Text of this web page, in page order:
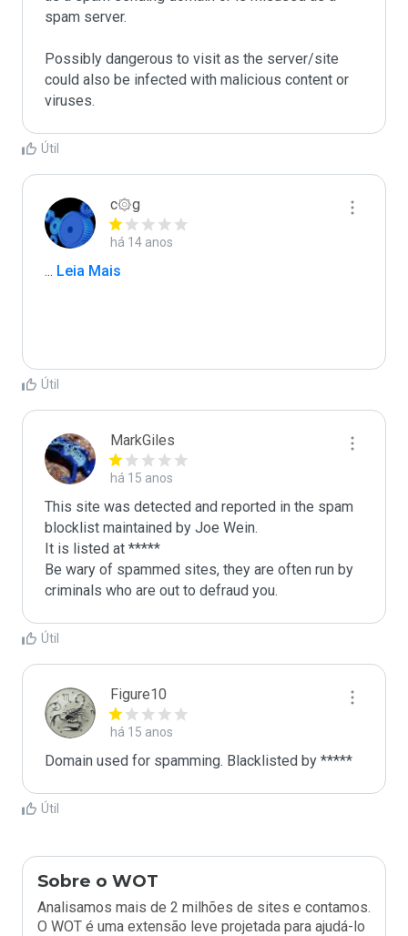
spam server.
Possibly dangerous to visit as the server/site
could also be infected with malicious content or
viruses.
Útil
c۞g
há 14 anos
... Leia Mais
Útil
MarkGiles
há 15 anos
This site was detected and reported in the spam
blocklist maintained by Joe Wein.
It is listed at *****
Be wary of spammed sites, they are often run by
criminals who are out to defraud you.
Útil
Figure10
há 15 anos
Domain used for spamming. Blacklisted by *****
Útil
Sobre o WOT
Analisamos mais de 2 milhões de sites e contamos.
O WOT é uma extensão leve projetada para ajudá-lo